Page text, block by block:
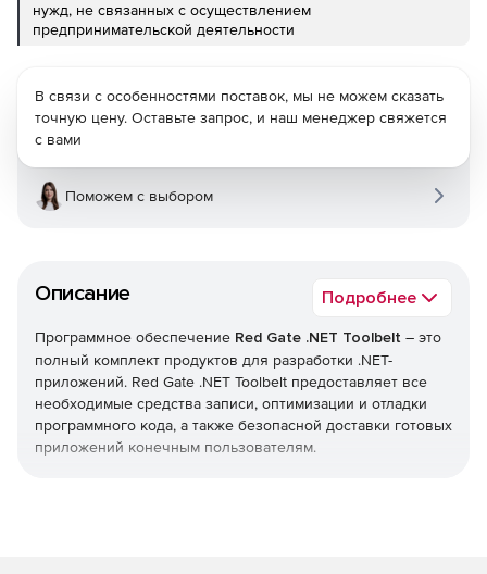
нужд, не связанных с осуществлением
предпринимательской деятельности
Описание Подробнее
Программное обеспечение Red Gate .NET Toolbelt – это
полный комплект продуктов для разработки .NET-
приложений. Red Gate .NET Toolbelt предоставляет все
необходимые средства записи, оптимизации и отладки
программного кода, а также безопасной доставки готовых
приложений конечным пользователям.
В связи с особенностями поставок, мы не можем сказать
точную цену. Оставьте запрос, и наш менеджер свяжется
с вами
Поможем с выбором